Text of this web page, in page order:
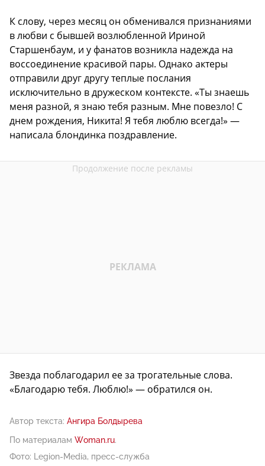
К слову, через месяц он обменивался признаниями
в любви с бывшей возлюбленной Ириной
Старшенбаум, и у фанатов возникла надежда на
воссоединение красивой пары. Однако актеры
отправили друг другу теплые послания
исключительно в дружеском контексте. «Ты знаешь
меня разной, я знаю тебя разным. Мне повезло! С
днем рождения, Никита! Я тебя люблю всегда!» —
написала блондинка поздравление.
Звезда поблагодарил ее за трогательные слова.
«Благодарю тебя. Люблю!» — обратился он.
Автор текста: Ангира Болдырева
По материалам Woman.ru.
Фото: Legion-Media, пресс-служба